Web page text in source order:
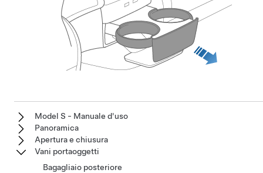
Model S - Manuale d'uso
Panoramica
Apertura e chiusura
Vani portaoggetti
Bagagliaio posteriore